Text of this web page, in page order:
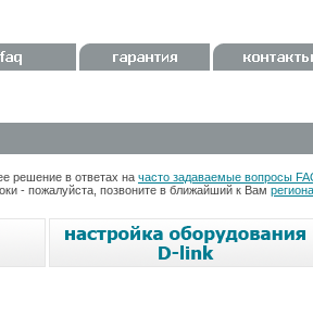
решение в ответах на часто задаваемые вопросы
- пожалуйста, позвоните в ближайший к Вам